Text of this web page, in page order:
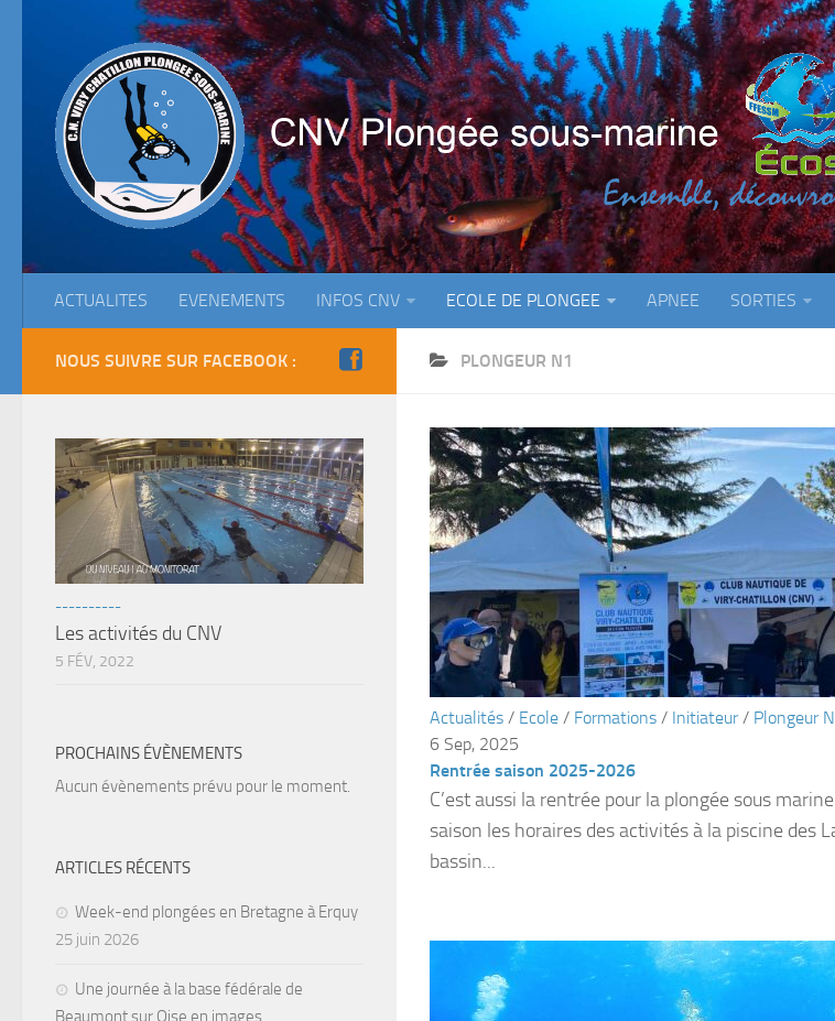
ACTUALITES EVENEMENTS INFOS CNV ECOLE DE PLONGEE APNEE SORTIES
PLONGEUR N1
Actualités / Ecole / Formations / Initiateur/ Plongeur
6 Sep, 2025
Rentrée saison 2025-2026
C’est aussi la rentrée pour la plongée sous
saison les horaires des activités à la piscine des
bassin...
NOUS SUIVRE SUR FACEBOOK :
----------
Les activités du CNV
5 FÉV, 2022
PROCHAINS ÉVÈNEMENTS
Aucun évènements prévu pour le moment.
ARTICLES RÉCENTS
Week-end plongées en Bretagne à Erquy
25 juin 2026
Une journée à la base fédérale de
Beaumont sur Oise en images